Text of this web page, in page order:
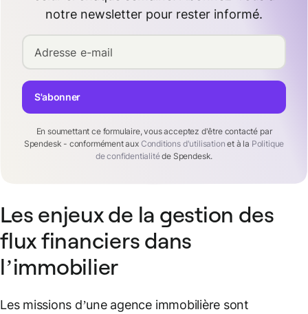
notre newsletter pour rester informé.
Adresse e-mail
En soumettant ce formulaire, vous acceptez d'être contacté par
Spendesk - conformément aux Conditions d'utilisation et à la Politique
de confidentialitéde Spendesk.
S'abonner
Les enjeux de la gestion des
flux financiers dans
l’immobilier
Les missions d’une agence immobilière sont